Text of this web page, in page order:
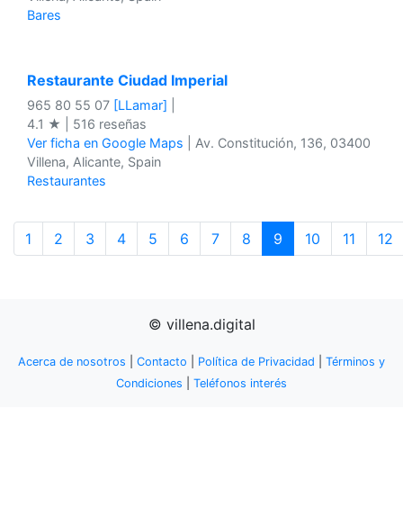
Bares
Restaurante Ciudad Imperial
965 80 55 07 [LLamar]
4.1 ★ | 516 reseñas
Ver ficha en Google Maps | Av. Constitución, 136, 03400
Villena, Alicante, Spain
Restaurantes
1 2 3 4 5 6 7 8 9 10 11 12
© villena.digital
Acerca de nosotros Contacto Política de Privacidad
Términos y
Condiciones
Teléfonos interés